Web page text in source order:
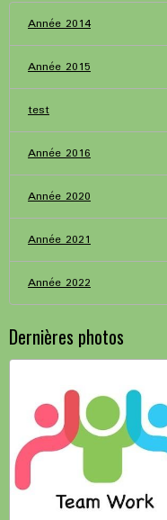
Année 2014
Année 2015
test
Année 2016
Année 2020
Année 2021
Année 2022
Dernières photos